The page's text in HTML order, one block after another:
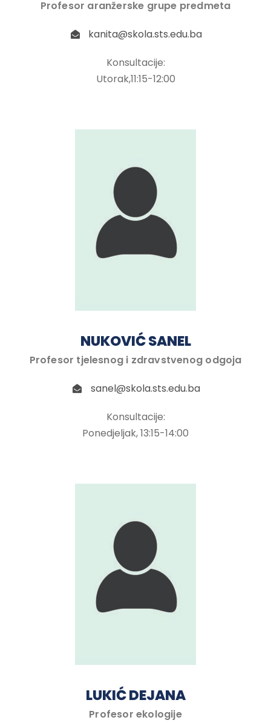
Profesor aranžerske grupe predmeta
kanita@skola.sts.edu.ba
Konsultacije:
Utorak,11:15-12:00
NUKOVIĆ SANEL
Profesor tjelesnog i zdravstvenog odgoja
sanel@skola.sts.edu.ba
Konsultacije:
Ponedjeljak, 13:15-14:00
LUKIĆ DEJANA
Profesor ekologije